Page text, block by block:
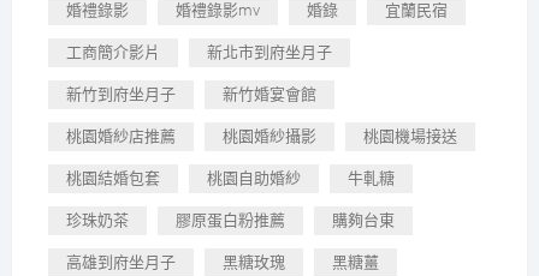
婚禮錄影 婚禮錄影mv 婚錄 宜蘭民宿
工商簡介影片 新北市到府坐月子
新竹到府坐月子 新竹婚宴會館
桃園婚紗店推薦 桃園婚紗攝影 桃園機場接送
桃園結婚包套 桃園自助婚紗 牛軋糖
珍珠奶茶 膠原蛋白粉推薦 購夠台東
高雄到府坐月子 黑糖玫瑰 黑糖薑